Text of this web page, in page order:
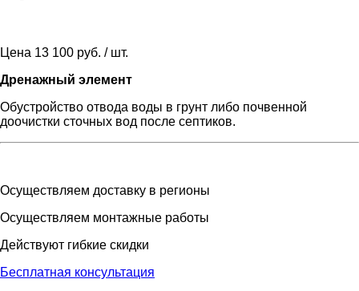
Цена 13 100 руб. / шт.
Дренажный элемент
Обустройство отвода воды в грунт либо почвенной
доочистки сточных вод после септиков.
Осуществляем доставку в регионы
Осуществляем монтажные работы
Действуют гибкие скидки
Бесплатная консультация